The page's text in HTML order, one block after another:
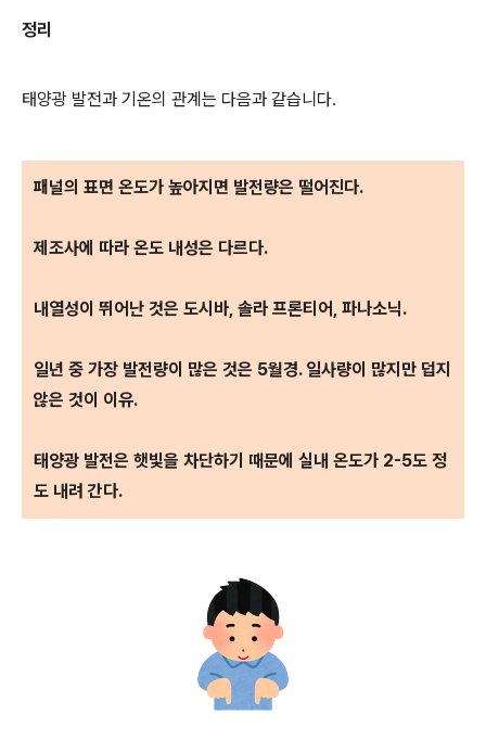
정리
태양광 발전과 기온의 관계는 다음과 같습니다.
패널의 표면 온도가 높아지면 발전량은 떨어진다.
제조사에 따라 온도 내성은 다르다.
내열성이 뛰어난 것은 도시바, 솔라 프론티어, 파나소닉.
일년 중 가장 발전량이 많은 것은 5월경. 일사량이 많지만 덥지
않은 것이 이유.
태양광 발전은 햇빛을 차단하기 때문에 실내 온도가 2-5도 정
도 내려 간다.